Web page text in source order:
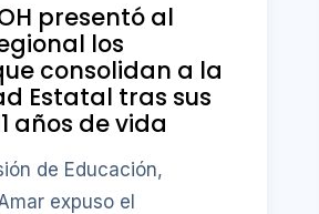
presentó al
los
consolidan a la
Estatal tras sus
años de vida
de Educación,
expuso el